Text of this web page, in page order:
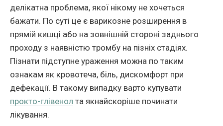
делікатна проблема, якої нікому не хочеться
бажати. По суті це є варикозне розширення в
прямій кишці або на зовнішній стороні заднього
проходу з наявністю тромбу на пізніх стадіях.
Пізнати підступне ураження можна по таким
ознакам як кровотеча, біль, дискомфорт при
дефекації. В такому випадку варто купувати
прокто-глівенол та якнайскоріше починати
лікування.